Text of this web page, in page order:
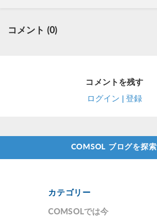
コメント (0)
コメントを残す
ログイン | 登録
COMSOL ブログを探索
カテゴリー
COMSOLでは今